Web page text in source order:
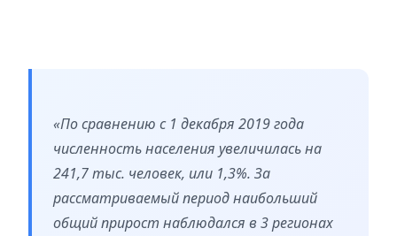
«По сравнению с 1 декабря 2019 года
численность населения увеличилась на
241,7 тыс. человек, или 1,3%. За
рассматриваемый период наибольший
общий прирост наблюдался в 3 регионах